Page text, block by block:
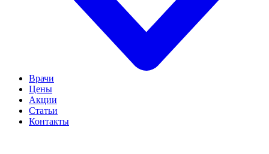
Врачи
Цены
Акции
Статьи
Контакты